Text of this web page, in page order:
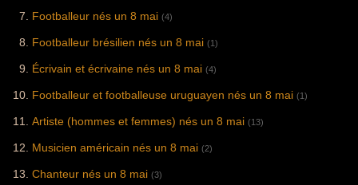
Footballeur nés un 8 mai (4)
Footballeur brésilien nés un 8 mai (1)
Écrivain et écrivaine nés un 8 mai (4)
Footballeur et footballeuse uruguayen nés un 8 mai (1)
Artiste (hommes et femmes) nés un 8 mai (13)
Musicien américain nés un 8 mai (2)
Chanteur nés un 8 mai (3)